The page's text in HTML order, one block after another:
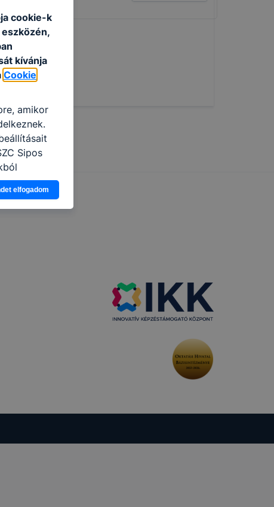
cookie-k
kívánja
Cookie
amikor
Sipos
a
vagy
jobb
elfogadom